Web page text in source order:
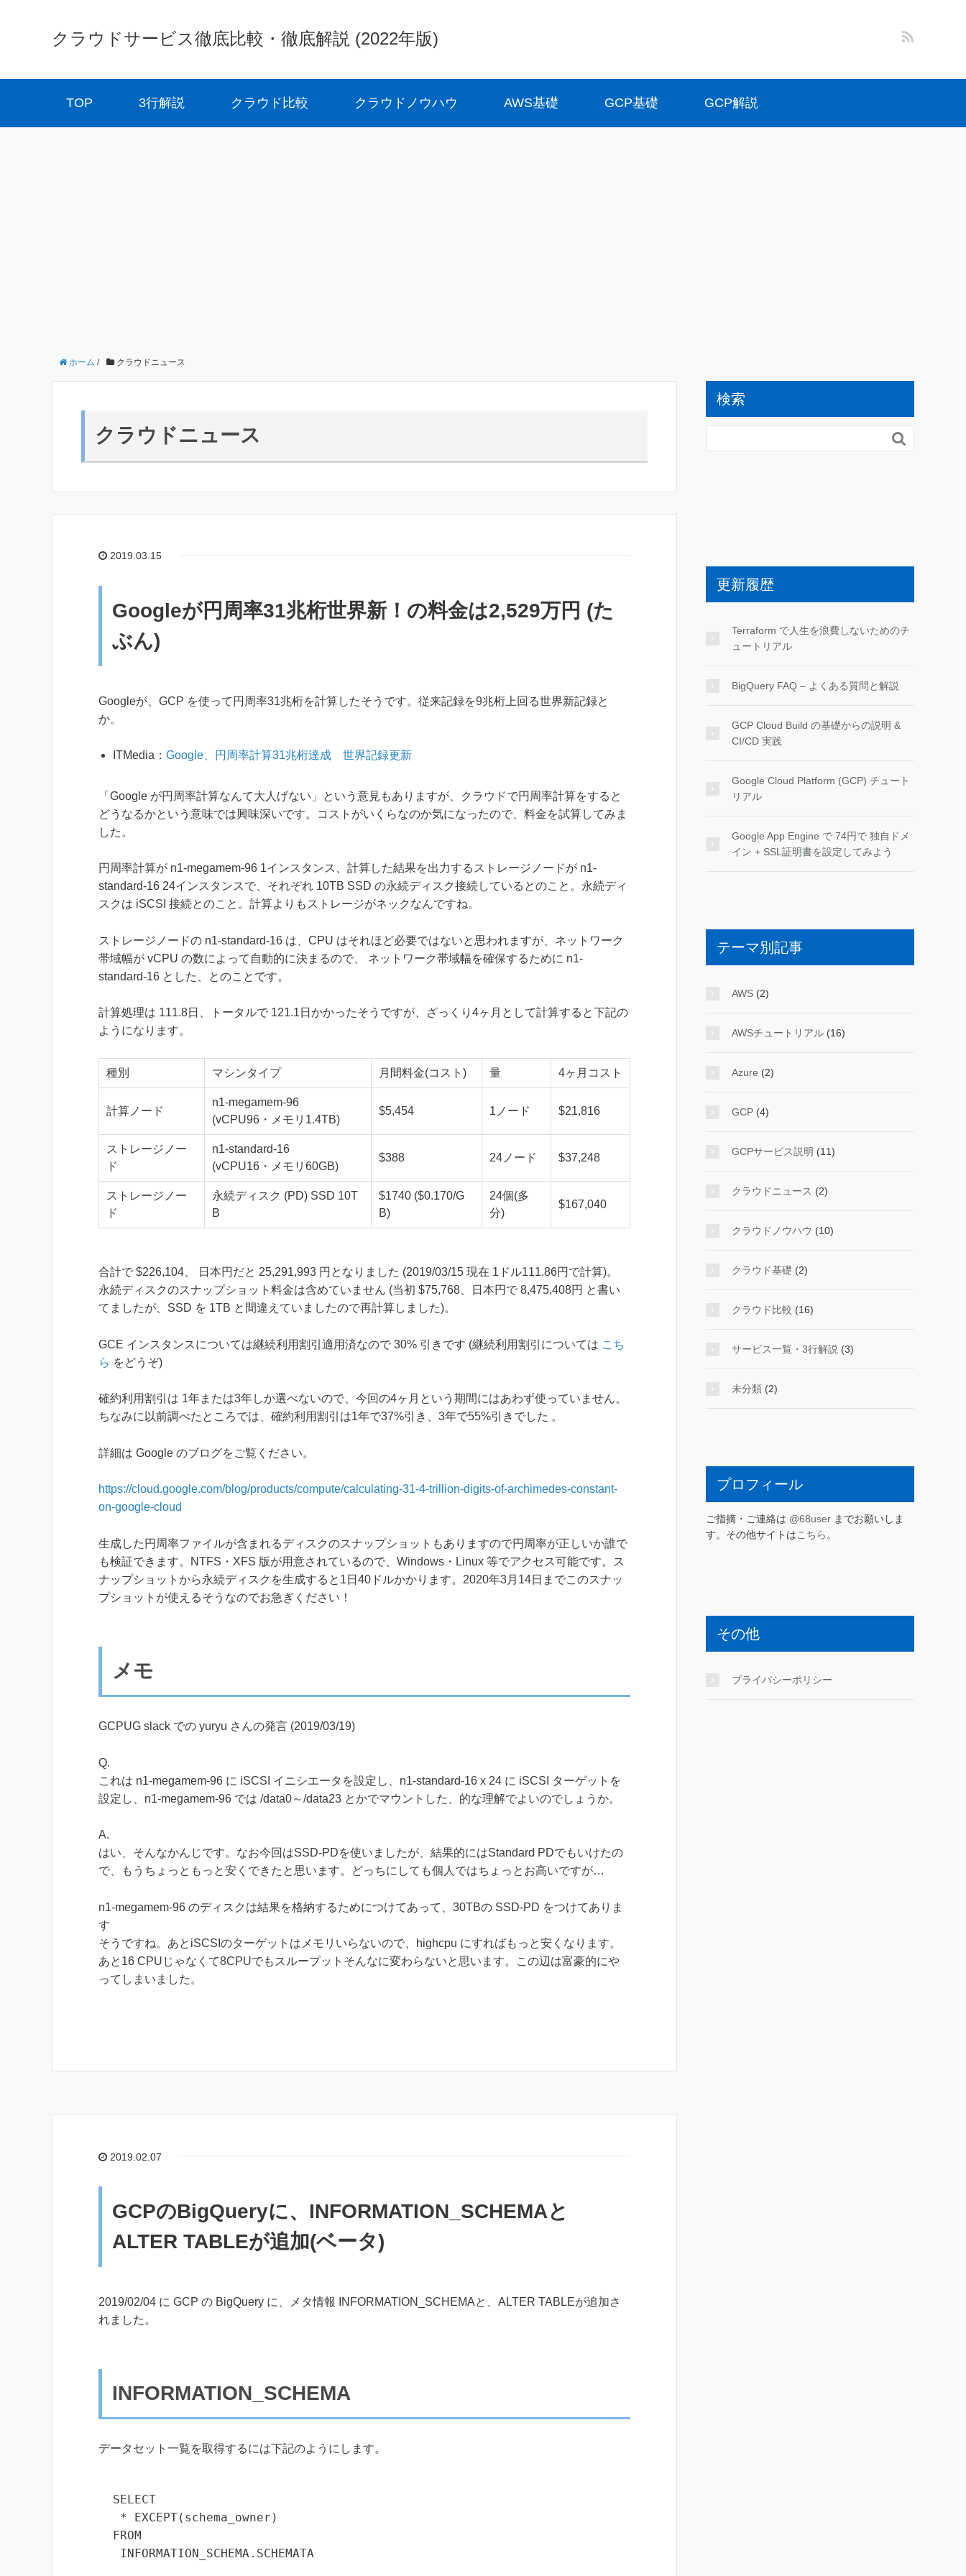
クラウドサービス徹底比較・徹底解説 (2022年版)
TOP 3行解説 クラウド比較 クラウドノウハウ AWS基礎 GCP基礎 GCP解説
ホーム / クラウドニュース
クラウドニュース
2019.03.15
Googleが円周率31兆桁世界新！の料金は2,529万円 (た
ぶん)
Googleが、GCP を使って円周率31兆桁を計算したそうです。従来記録を9兆桁上回る世界新記録と
か。
ITMedia： Google、円周率計算31兆桁達成 世界記録更新
「Google が円周率計算なんて大人げない」という意見もありますが、クラウドで円周率計算をすると
どうなるかという意味では興味深いです。コストがいくらなのか気になったので、料金を試算してみま
した。
円周率計算が n1-megamem-96 1インスタンス、計算した結果を出力するストレージノードが n1-
standard-16 24インスタンスで、それぞれ 10TB SSD の永続ディスク接続しているとのこと。永続ディ
スクは iSCSI 接続とのこと。計算よりもストレージがネックなんですね。
ストレージノードの n1-standard-16 は、CPU はそれほど必要ではないと思われますが、ネットワーク
帯域幅が vCPU の数によって自動的に決まるので、 ネットワーク帯域幅を確保するために n1-
standard-16 とした、とのことです。
計算処理は 111.8日、トータルで 121.1日かかったそうですが、ざっくり4ヶ月として計算すると下記の
ようになります。
種別 マシンタイプ 月間料金(コスト) 量 4ヶ月コスト
計算ノード
n1-megamem-96
(vCPU96・メモリ1.4TB)
$5,454 1ノード $21,816
ストレージノー
ド
n1-standard-16
(vCPU16・メモリ60GB)
$388 24ノード $37,248
ストレージノー
ド
永続ディスク (PD) SSD 10T
B
$1740 ($0.170/G
B)
24個(多
分)
$167,040
合計で $226,104、 日本円だと 25,291,993 円となりました (2019/03/15 現在 1ドル111.86円で計算)。
永続ディスクのスナップショット料金は含めていません (当初 $75,768、日本円で 8,475,408円 と書い
てましたが、SSD を 1TB と間違えていましたので再計算しました)。
GCE インスタンスについては継続利用割引適用済なので 30% 引きです (継続利用割引については こち
ら をどうぞ)
確約利用割引は 1年または3年しか選べないので、今回の4ヶ月という期間にはあわず使っていません。
ちなみに以前調べたところでは、確約利用割引は1年で37%引き、3年で55%引きでした 。
詳細は Google のブログをご覧ください。
https://cloud.google.com/blog/products/compute/calculating-31-4-trillion-digits-of-archimedes-constant-
on-google-cloud
生成した円周率ファイルが含まれるディスクのスナップショットもありますので円周率が正しいか誰で
も検証できます。NTFS・XFS 版が用意されているので、Windows・Linux 等でアクセス可能です。ス
ナップショットから永続ディスクを生成すると1日40ドルかかります。2020年3月14日までこのスナッ
プショットが使えるそうなのでお急ぎください！
メモ
GCPUG slack での yuryu さんの発言 (2019/03/19)
Q.
これは n1-megamem-96 に iSCSI イニシエータを設定し、n1-standard-16 x 24 に iSCSI ターゲットを
設定し、n1-megamem-96 では /data0～/data23 とかでマウントした、的な理解でよいのでしょうか。
A.
はい、そんなかんじです。なお今回はSSD-PDを使いましたが、結果的にはStandard PDでもいけたの
で、もうちょっともっと安くできたと思います。どっちにしても個人ではちょっとお高いですが…
n1-megamem-96 のディスクは結果を格納するためにつけてあって、30TBの SSD-PD をつけてありま
す
そうですね。あとiSCSIのターゲットはメモリいらないので、highcpu にすればもっと安くなります。
あと16 CPUじゃなくて8CPUでもスループットそんなに変わらないと思います。この辺は富豪的にや
ってしまいました。
2019.02.07
GCPのBigQueryに、INFORMATION_SCHEMAと
ALTER TABLEが追加(ベータ)
2019/02/04 に GCP の BigQuery に、メタ情報 INFORMATION_SCHEMAと、ALTER TABLEが追加さ
れました。
INFORMATION_SCHEMA
データセット一覧を取得するには下記のようにします。
SELECT
FROM
INFORMATION_SCHEMA.SCHEMATA
検索

更新履歴
Terraform で人生を浪費しないためのチ
ュートリアル
BigQuery FAQ – よくある質問と解説
GCP Cloud Build の基礎からの説明 &
CI/CD 実践
Google Cloud Platform (GCP) チュート
リアル
Google App Engine で 74円で 独自ドメ
イン + SSL証明書を設定してみよう
テーマ別記事
AWS (2)
AWSチュートリアル (16)
Azure (2)
GCP (4)
GCPサービス説明 (11)
クラウドニュース (2)
クラウドノウハウ (10)
クラウド基礎 (2)
クラウド比較 (16)
サービス一覧・3行解説 (3)
未分類 (2)
プロフィール
ご指摘・ご連絡は @68user までお願いしま
す。その他サイトはこちら 。
その他
プライバシーポリシー